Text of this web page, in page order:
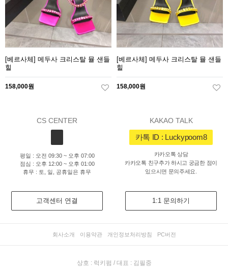
[베르사체] 메두사 크리스탈 뮬 샌들
힐
158,000원
[베르사체] 메두사 크리스탈 뮬 샌들
힐
158,000원
CS CENTER
평일 : 오전 09:30 ~ 오후 07:00
점심 : 오후 12:00 ~ 오후 01:00
휴무 : 토, 일, 공휴일은 휴무
KAKAO TALK
카톡 ID : Luckypoom8
카카오톡 상담
카카오톡 친구추가 하시고 궁금한 점이
있으시면 문의주세요.
고객센터 연결 1:1 문의하기
회사소개 이용약관 개인정보처리방침 PC버전
상호 : 럭키펌 / 대표 : 김필중